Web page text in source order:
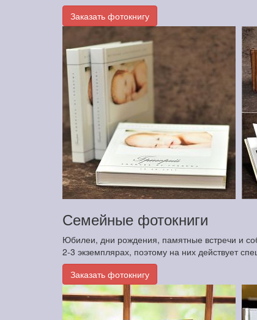
Заказать фотокнигу
Семейные фотокниги
Юбилеи, дни рождения, памятные встречи и
2-3 экземплярах, поэтому на них действует
Заказать фотокнигу